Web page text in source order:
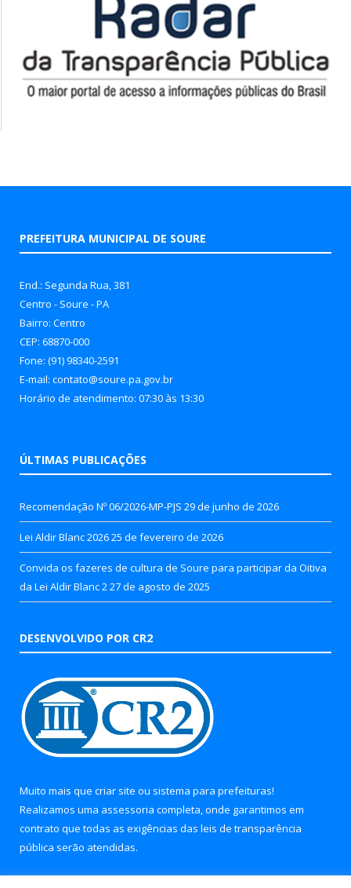
PREFEITURA MUNICIPAL DE SOURE
End.: Segunda Rua, 381
Centro - Soure - PA
Bairro: Centro
CEP: 68870-000
Fone: (91) 98340-2591
E-mail: contato@soure.pa.gov.br
Horário de atendimento: 07:30 às 13:30
ÚLTIMAS PUBLICAÇÕES
Recomendação Nº 06/2026-MP-PJS 29 de junho de 2026
Lei Aldir Blanc 202625 de fevereiro de 2026
Convida os fazeres de cultura de Soure para participar da Oitiva
da Lei Aldir Blanc 227 de agosto de 2025
DESENVOLVIDO POR CR2
Muito mais que criar site ou sistema para prefeituras!
Realizamos uma assessoria completa, onde garantimos em
contrato que todas as exigências das leis de transparência
pública serão atendidas.